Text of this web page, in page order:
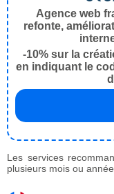
Agence web
refonte,
-10% sur la
en indiquant le
Les services
plusieurs mois ou